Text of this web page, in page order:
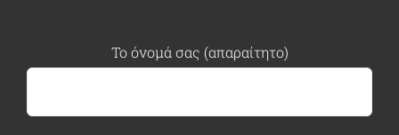
Το όνομά σας (απαραίτητο)